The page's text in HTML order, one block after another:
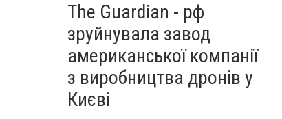
The Guardian - рф
зруйнувала завод
американської компанії
з виробництва дронів у
Києві